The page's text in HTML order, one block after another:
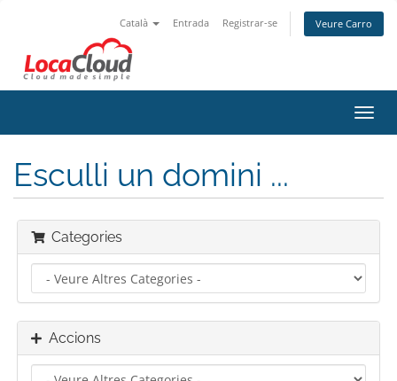
Català Entrada Registrar-se Veure Carro
la
Esculli un domini ...
Categories
Accions